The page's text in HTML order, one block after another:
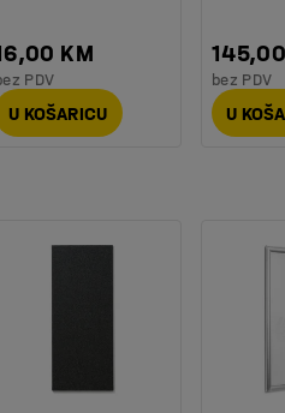
KM
PDV
U KOŠARICU
bez PDV
U